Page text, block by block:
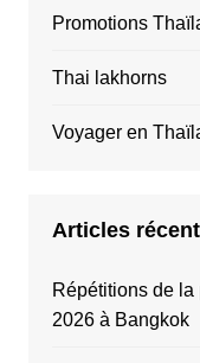
Promotions
Thai lakhorns
Voyager en
Articles
Répétitions de
2026 à Bangkok